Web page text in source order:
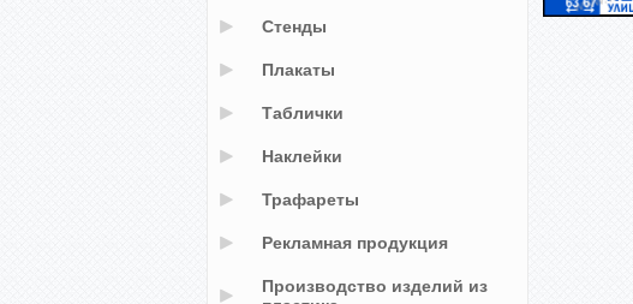
Стенды
Плакаты
Таблички
Наклейки
Трафареты
Рекламная продукция
Производство изделий из